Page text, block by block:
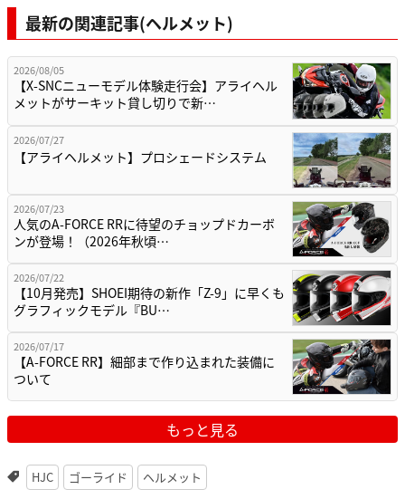
最新の関連記事(ヘルメット)
2026/08/05
【X-SNCニューモデル体験走行会】アライヘル
メットがサーキット貸し切りで新…
2026/07/27
【アライヘルメット】プロシェードシステム
2026/07/23
人気のA-FORCE RRに待望のチョップドカーボ
ンが登場！（2026年秋頃…
2026/07/22
【10月発売】SHOEI期待の新作「Z-9」に早くも
グラフィックモデル『BU…
2026/07/17
【A-FORCE RR】細部まで作り込まれた装備に
ついて
もっと見る
HJC ゴーライド ヘルメット